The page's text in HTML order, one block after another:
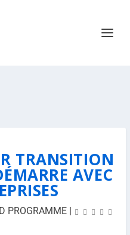
TRANSITION
AVEC
PROGRAMME|